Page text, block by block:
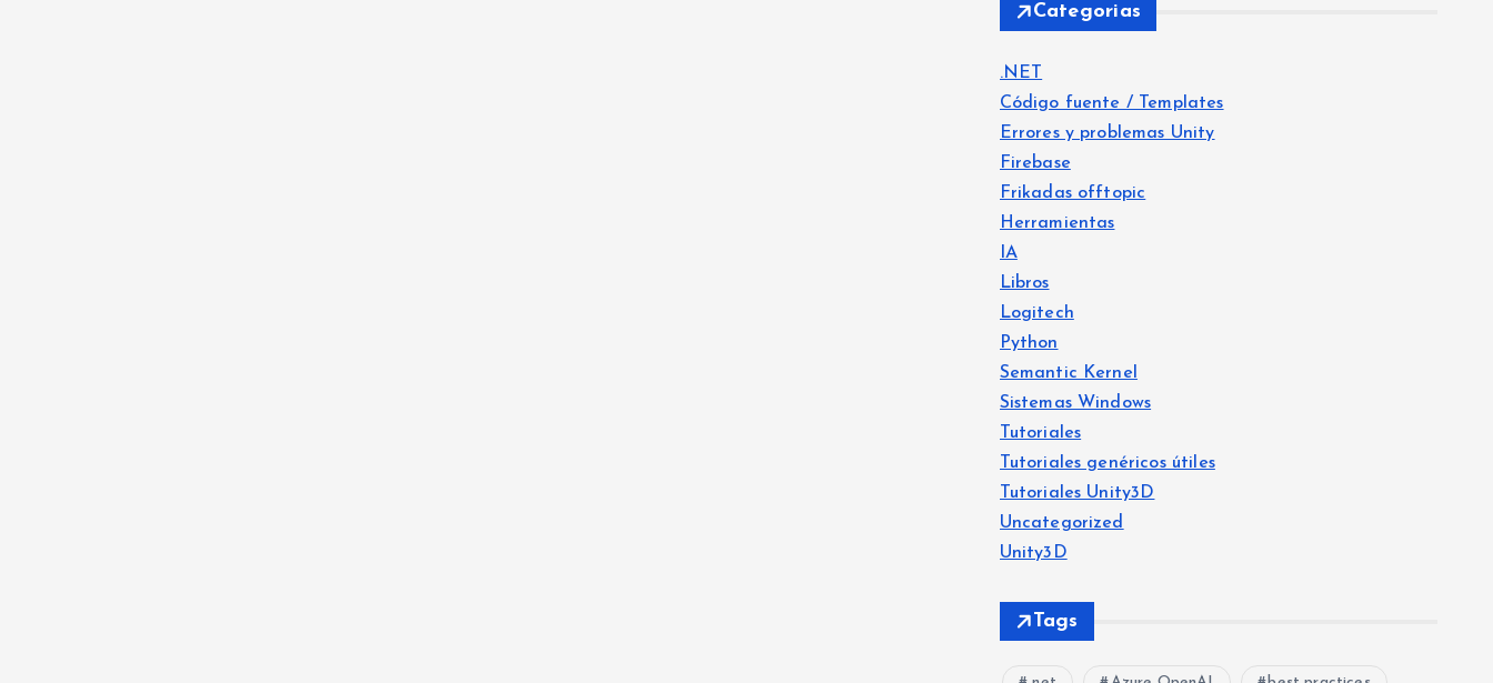
Categorias
.NET
Código fuente / Templates
Errores y problemas Unity
Firebase
Frikadas offtopic
Herramientas
IA
Libros
Logitech
Python
Semantic Kernel
Sistemas Windows
Tutoriales
Tutoriales genéricos útiles
Tutoriales Unity3D
Uncategorized
Unity3D
Tags